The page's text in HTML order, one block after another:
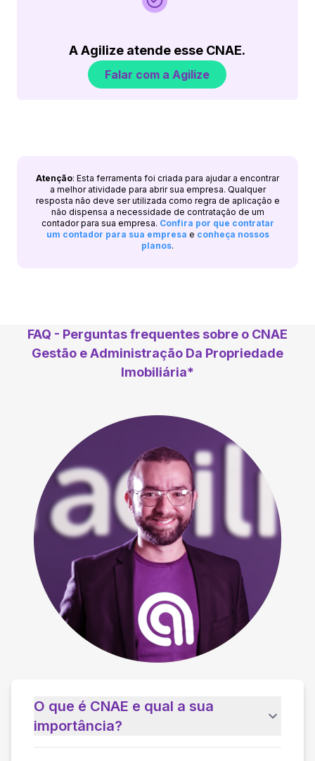
A Agilize atende esse CNAE.
Falar com a Agilize
Atenção: Esta ferramenta foi criada para ajudar a encontrar
a melhor atividade para abrir sua empresa. Qualquer
resposta não deve ser utilizada como regra de aplicação e
não dispensa a necessidade de contratação de um
contador para sua empresa. Confira por que contratar
um contador para sua empresa e conheça nossos
planos.
FAQ - Perguntas frequentes sobre o CNAE
Gestão e Administração Da Propriedade
Imobiliária*
O que é CNAE e qual a sua
importância?